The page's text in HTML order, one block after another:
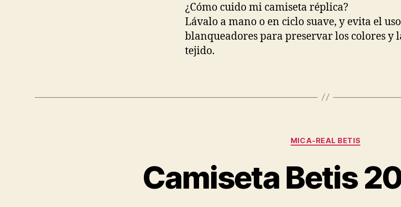
¿Cómo cuido mi camiseta réplica?
Lávalo a mano o en ciclo suave, y evita el
blanqueadores para preservar los colores y
tejido.
Categorías
MICA-REAL BETIS
Camiseta Betis